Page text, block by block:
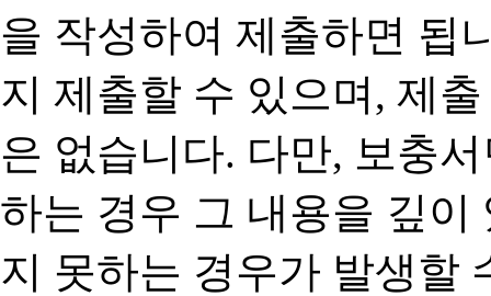
을 작성하여 제출하면 됩
지 제출할 수 있으며, 제
은 없습니다. 다만, 보충
하는 경우 그 내용을 깊이
지 못하는 경우가 발생할